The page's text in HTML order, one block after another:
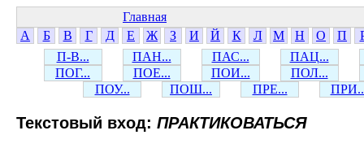
Главная
А
Б В Г Д Е Ж З И Й К Л М Н О П
П-В...
ПАН... ПАС...
ПАЦ...
ПОГ...
ПОЕ... ПОИ...
ПОЛ...
ПОУ...
ПОШ... ПРЕ...
Текстовый вход: ПРАКТИКОВАТЬСЯ